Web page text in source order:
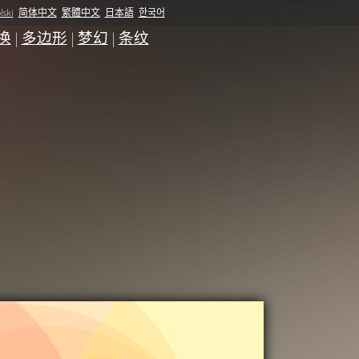
简体中文 繁體中文 日本語 한국어
| 多边形 | 梦幻 | 条纹